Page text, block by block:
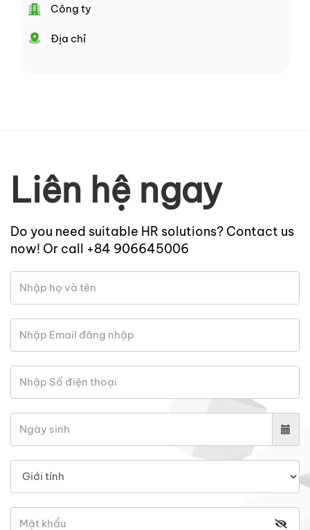
Công ty
Địa chỉ
Liên hệ ngay
Do you need suitable HR solutions? Contact us
now! Or call +84 906645006